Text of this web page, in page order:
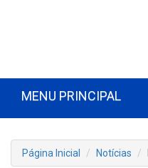
MENU PRINCIPAL
Página Inicial Notícias